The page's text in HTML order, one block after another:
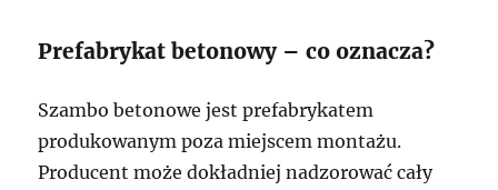
Prefabrykat betonowy – co oznacza?
Szambo betonowe jest prefabrykatem
produkowanym poza miejscem montażu.
Producent może dokładniej nadzorować cały